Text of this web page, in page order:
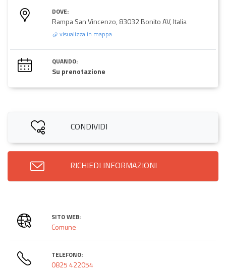
DOVE:
Rampa San Vincenzo, 83032 Bonito AV, Italia
visualizza in mappa
QUANDO:
Su prenotazione
CONDIVIDI
RICHIEDI INFORMAZIONI
SITO WEB:
Comune
TELEFONO:
0825 422054